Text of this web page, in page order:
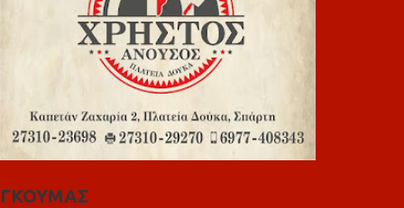
ΓΚΟΥΜΑΣ